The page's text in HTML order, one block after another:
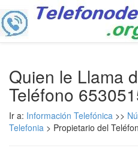
Quien le Llama
Teléfono
Ir a: Información Telefónica >>
Telefonia > Propietario del